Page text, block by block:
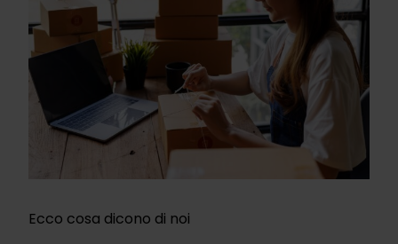
Ecco cosa dicono di noi